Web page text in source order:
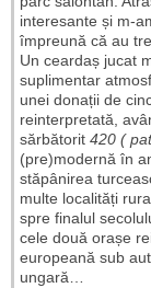
interesante și m-
împreună că au
Un ceardaș jucat
suplimentar
unei donații de
reinterpretată,
sărbătorit 420 (
(pre)modernă în
stăpânirea
multe localități
spre finalul
cele două orașe
europeană sub
ungară…